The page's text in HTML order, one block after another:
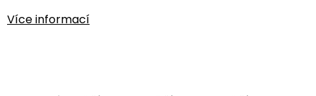
Více informací